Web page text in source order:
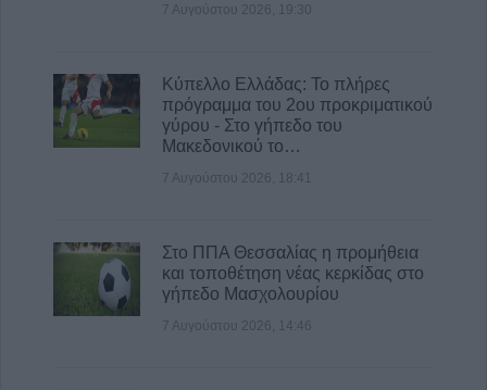
7 Αυγούστου 2026, 19:30
Κύπελλο Ελλάδας: Το πλήρες
πρόγραμμα του 2ου προκριματικού
γύρου - Στο γήπεδο του
Μακεδονικού το…
7 Αυγούστου 2026, 18:41
Στο ΠΠΑ Θεσσαλίας η προμήθεια
και τοποθέτηση νέας κερκίδας στο
γήπεδο Μασχολουρίου
7 Αυγούστου 2026, 14:46